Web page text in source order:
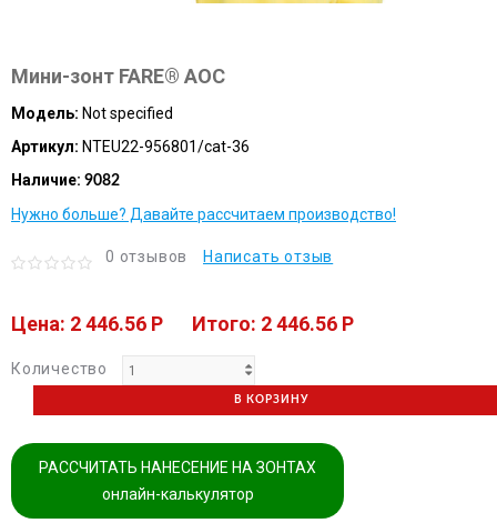
Мини-зонт FARE® AOC
Модель: Not specified
Артикул: NTEU22-956801/cat-36
Наличие: 9082
Нужно больше? Давайте рассчитаем производство!
0 отзывов Написать отзыв
Цена: 2 446.56 P Итого: 2 446.56 P
Количество
В КОРЗИНУ
РАССЧИТАТЬ НАНЕСЕНИЕ НА ЗОНТАХ
онлайн-калькулятор